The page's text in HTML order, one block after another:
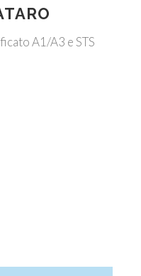
A1/A3 e STS